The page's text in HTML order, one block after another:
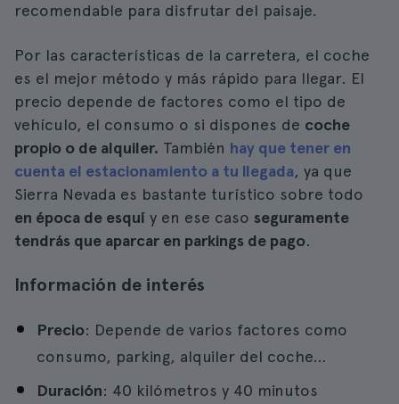
recomendable para disfrutar del paisaje.
Por las características de la carretera, el coche
es el mejor método y más rápido para llegar. El
precio depende de factores como el tipo de
vehículo, el consumo o si dispones de coche
propio o de alquiler. También hay que tener en
cuenta el estacionamiento a tu llegada, ya que
Sierra Nevada es bastante turístico sobre todo
en época de esquí y en ese caso seguramente
tendrás que aparcar en parkings de pago.
Información de interés
Precio: Depende de varios factores como
consumo, parking, alquiler del coche…
Duración: 40 kilómetros y 40 minutos